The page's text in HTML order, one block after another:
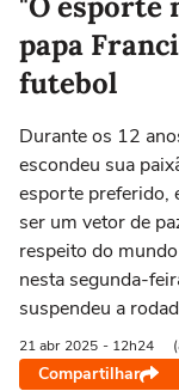
papa
futebol
Durante os 12
escondeu sua
esporte preferido,
ser um vetor de
respeito do
nesta segunda-
suspendeu a
21 abr 2025 - 12h24
Compartilhar